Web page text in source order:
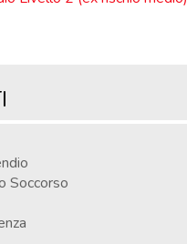
Soccorso